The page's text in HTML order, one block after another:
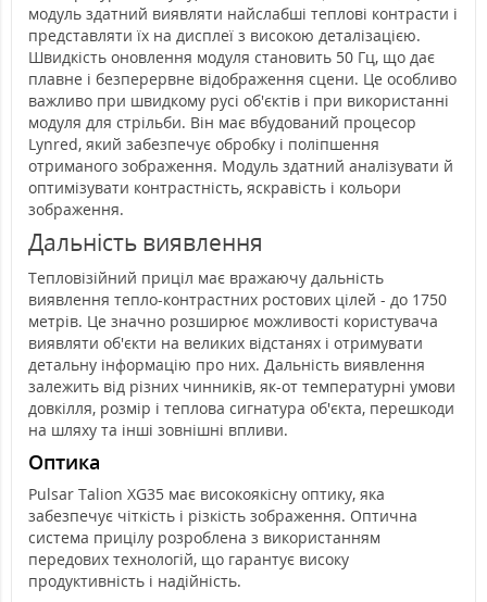
модуль здатний виявляти найслабші теплові контрасти і
представляти їх на дисплеї з високою деталізацією.
Швидкість оновлення модуля становить 50 Гц, що дає
плавне і безперервне відображення сцени. Це особливо
важливо при швидкому русі об'єктів і при використанні
модуля для стрільби. Він має вбудований процесор
Lynred, який забезпечує обробку і поліпшення
отриманого зображення. Модуль здатний аналізувати й
оптимізувати контрастність, яскравість і кольори
зображення.
Дальність виявлення
Тепловізійний приціл має вражаючу дальність
виявлення тепло-контрастних ростових цілей - до 1750
метрів. Це значно розширює можливості користувача
виявляти об'єкти на великих відстанях і отримувати
детальну інформацію про них. Дальність виявлення
залежить від різних чинників, як-от температурні умови
довкілля, розмір і теплова сигнатура об'єкта, перешкоди
на шляху та інші зовнішні впливи.
Оптика
Pulsar Talion XG35 має високоякісну оптику, яка
забезпечує чіткість і різкість зображення. Оптична
система прицілу розроблена з використанням
передових технологій, що гарантує високу
продуктивність і надійність.